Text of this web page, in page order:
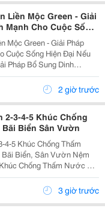
Liền Mộc Green - Giải
Mạnh Cho Cuộc Sống
Mộc Green - Giải Pháp
Sống Hiện Đại Nếu
Pháp Bổ Sung Dinh
Tiện Lợi Để Bắt Đầu
Sau Giờ Làm Việc,
2 giờ trước
2-3-4-5 Khúc Chống
Biển Sân Vườn
4-5 Khúc Chống Thấm
Biển, Sân Vườn Nệm
Chống Thấm Nước Có
Sắc Và Chất Liệu Phù
Phẩm Hoàn Thiện Tỉ Mỉ,
3 giờ trước